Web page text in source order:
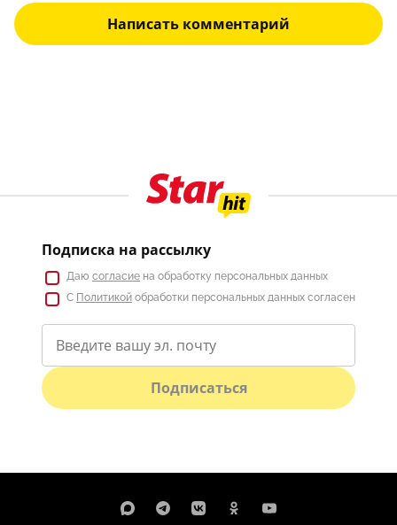
Написать комментарий
Подписка на рассылку
Даю согласие на обработку персональных данных
С Политикой обработки персональных данных согласен
Подписаться